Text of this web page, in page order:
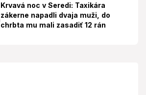
Krvavá noc v Seredi: Taxikára
zákerne napadli dvaja muži, do
chrbta mu mali zasadiť 12 rán